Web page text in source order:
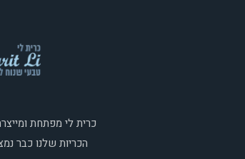
כרית לי מפתחת
הכריות שלנו כבר נמצאות